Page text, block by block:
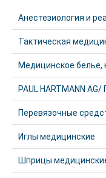
Анестезиология и
Тактическая
Медицинское белье,
PAUL HARTMANN
Перевязочные
Иглы медицинские
Шприцы